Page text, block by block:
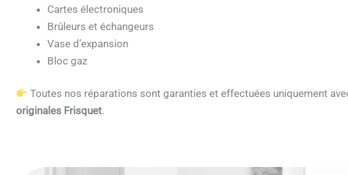
Cartes électroniques
Brûleurs et échangeurs
Vase d’expansion
Bloc gaz
Toutes nos réparations sont garanties et effectuées uniquement
originales Frisquet.